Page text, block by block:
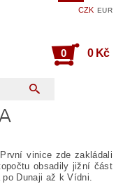
CZK EUR
0 0 Kč
vinice zde zakládali
obsadily jižní část
po Dunaji až k Vídni.